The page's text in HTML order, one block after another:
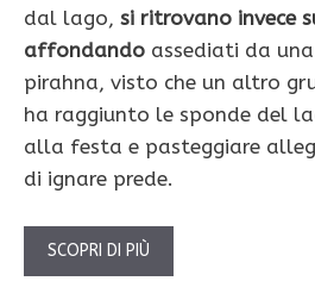
dal lago, si ritrovano invece
affondando assediati da
pirahna, visto che un altro
ha raggiunto le sponde del
alla festa e pasteggiare
di ignare prede.
SCOPRI DI PIÙ